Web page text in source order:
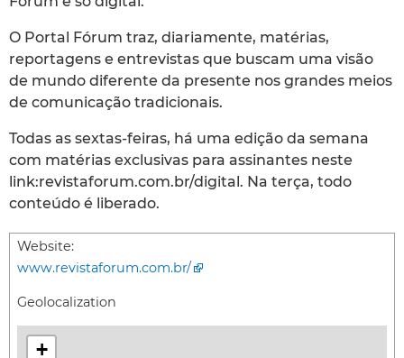
O Portal Fórum traz, diariamente, matérias,
reportagens e entrevistas que buscam uma visão
de mundo diferente da presente nos grandes meios
de comunicação tradicionais.
Todas as sextas-feiras, há uma edição da semana
com matérias exclusivas para assinantes neste
link:revistaforum.com.br/digital. Na terça, todo
conteúdo é liberado.
Website:
www.revistaforum.com.br/
Geolocalization
+